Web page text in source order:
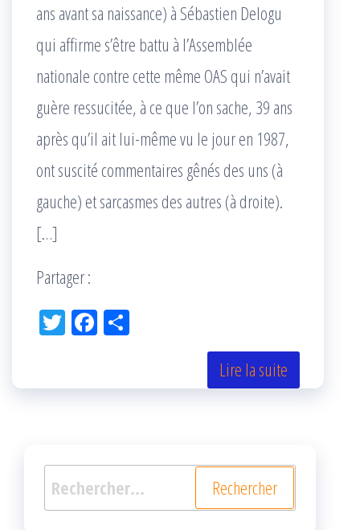
ans avant sa naissance) à Sébastien Delogu
qui affirme s’être battu à l’Assemblée
nationale contre cette même OAS qui n’avait
guère ressucitée, à ce que l’on sache, 39 ans
après qu’il ait lui-même vu le jour en 1987,
ont suscité commentaires gênés des uns (à
gauche) et sarcasmes des autres (à droite).
[…]
Partager :
Tw Fac
k r
Lire la suite
Rechercher :